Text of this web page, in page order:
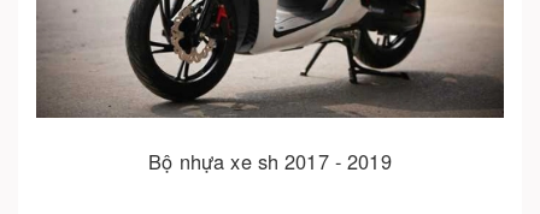
Bộ nhựa xe sh 2017 - 2019
Cho vào giỏ hàng